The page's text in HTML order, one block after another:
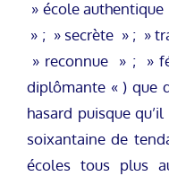
» école
» ; » secrète » ; »
» reconnue » ; »
diplômante « ) que
hasard puisque
soixantaine de
écoles tous plus